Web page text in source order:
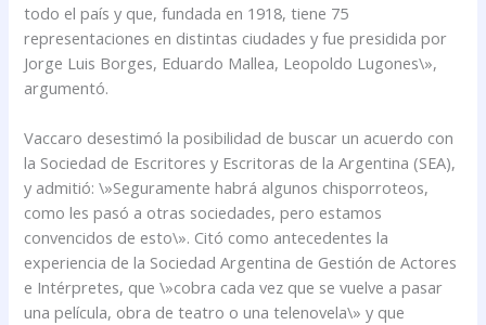
todo el país y que, fundada en 1918, tiene 75
representaciones en distintas ciudades y fue presidida por
Jorge Luis Borges, Eduardo Mallea, Leopoldo Lugones\»,
argumentó.
Vaccaro desestimó la posibilidad de buscar un acuerdo con
la Sociedad de Escritores y Escritoras de la Argentina (SEA),
y admitió: \»Seguramente habrá algunos chisporroteos,
como les pasó a otras sociedades, pero estamos
convencidos de esto\». Citó como antecedentes la
experiencia de la Sociedad Argentina de Gestión de Actores
e Intérpretes, que \»cobra cada vez que se vuelve a pasar
una película, obra de teatro o una telenovela\» y que